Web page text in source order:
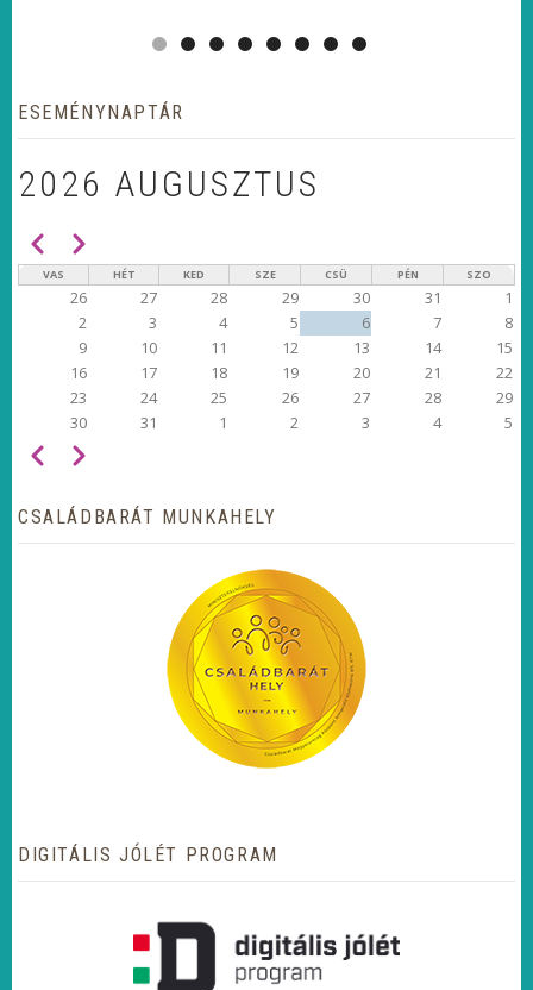
ESEMÉNYNAPTÁR
2026 AUGUSZTUS
OLDALSZÁMOZÁS
Előző Következő
VAS HÉT KED SZE CSÜ PÉN SZO
26 27 28 29 30 31
1
2
3 4 5 6 7
8
9
10 11 12 13 14
15
16
17 18 19 20 21
22
23
24 25 26 27 28
29
30
31 1 2 3 4 5
OLDALSZÁMOZÁS
Előző Következő
CSALÁDBARÁT MUNKAHELY
DIGITÁLIS JÓLÉT PROGRAM